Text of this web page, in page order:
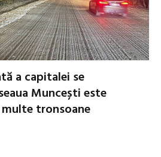
a capitalei se
Muncești este
tronsoane